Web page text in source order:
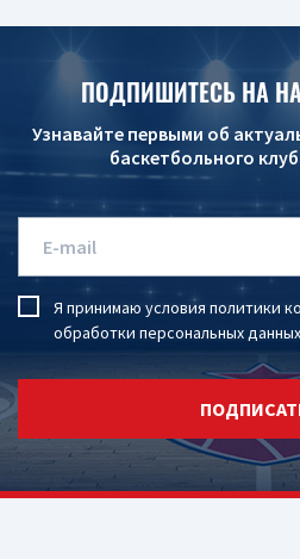
ПОДПИШИТЕСЬ НА
Узнавайте первыми об
баскетбольного
Я принимаю условия политики
обработки персональных данных